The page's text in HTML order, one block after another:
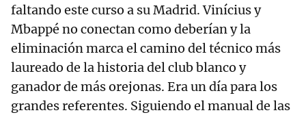
faltando este curso a su Madrid. Vinícius y
Mbappé no conectan como deberían y la
eliminación marca el camino del técnico más
laureado de la historia del club blanco y
ganador de más orejonas. Era un día para los
grandes referentes. Siguiendo el manual de las